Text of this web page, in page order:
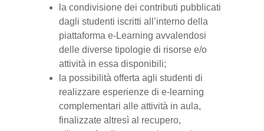
la condivisione dei contributi pubblicati
dagli studenti iscritti all’interno della
piattaforma e-Learning avvalendosi
delle diverse tipologie di risorse e/o
attività in essa disponibili;
la possibilità offerta agli studenti di
realizzare esperienze di e-learning
complementari alle attività in aula,
finalizzate altresì al recupero,